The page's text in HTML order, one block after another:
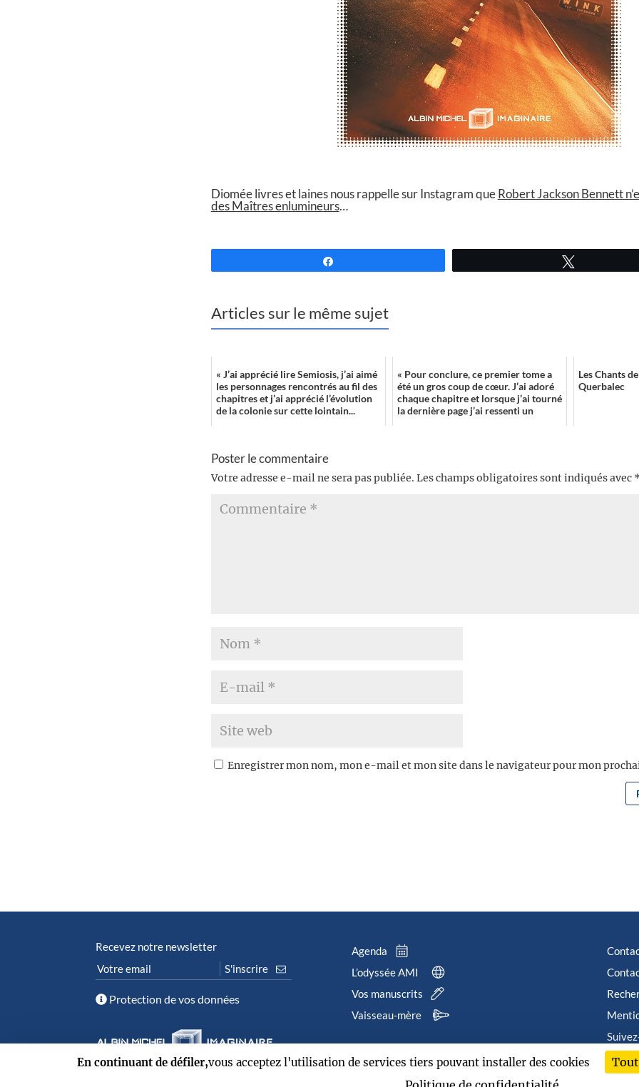
Diomée livres et laines nous rappelle sur Instagram queRobert Jackson Bennett
des Maîtres enlumineurs…
Articles sur le même sujet
« J’ai apprécié lire Semiosis, j’ai aimé
les personnages rencontrés au fil des
chapitres et j’ai apprécié l’évolution
de la colonie sur cette lointain...
« Pour conclure, ce premier tome a
été un gros coup de cœur. J’ai adoré
chaque chapitre et lorsque j’ai tourné
la dernière page j’ai ressenti un
Les Chants
Querbalec
Poster le commentaire
Votre adresse e-mail ne sera pas publiée. Les champs obligatoires sont indiqués avec *
Enregistrer mon nom, mon e-mail et mon site dans le navigateur pour mon
Recevez notre newsletter
Protection de vos données
Agenda
L’odyssée AMI
Vos manuscrits
Vaisseau-mère
En continuant de défiler,vous acceptez l'utilisation de services tiers pouvant installer des cookies